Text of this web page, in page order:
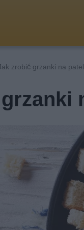
zrobić grzanki na